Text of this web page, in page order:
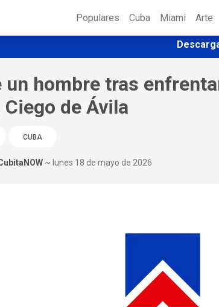
Populares Cuba Miami Arte
un hombre tras
Ciego de Ávila
CUBA
~ lunes 18 de mayo de 2026